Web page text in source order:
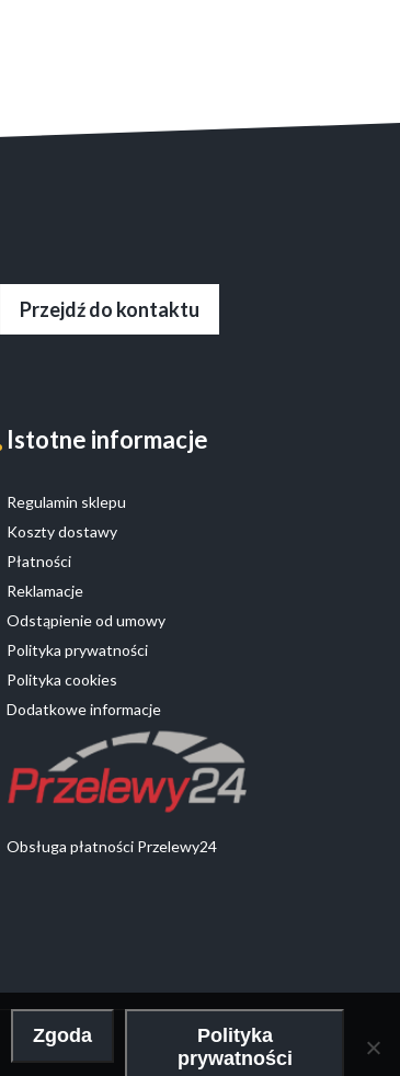
Zgoda
Polityka
prywatności
Przejdź do kontaktu
Istotne informacje
Regulamin sklepu
Koszty dostawy
Płatności
Reklamacje
Odstąpienie od umowy
Polityka prywatności
Polityka cookies
Dodatkowe informacje
Obsługa płatności Przelewy24